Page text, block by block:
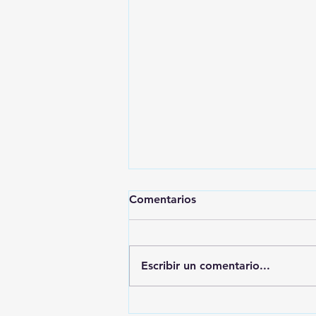
Comentarios
Escribir un comentario...